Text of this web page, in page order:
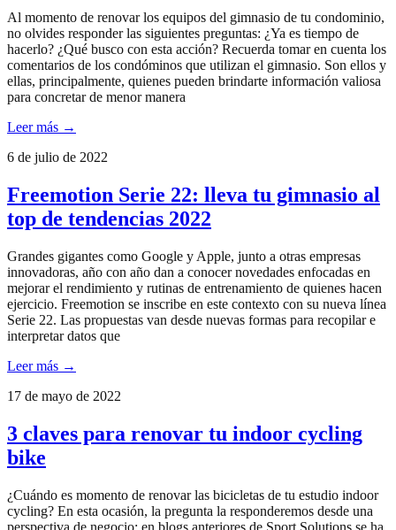
Al momento de renovar los equipos del gimnasio de tu condominio,
no olvides responder las siguientes preguntas: ¿Ya es tiempo de
hacerlo? ¿Qué busco con esta acción? Recuerda tomar en cuenta los
comentarios de los condóminos que utilizan el gimnasio. Son ellos y
ellas, principalmente, quienes pueden brindarte información valiosa
para concretar de menor manera
Leer más →
6 de julio de 2022
Freemotion Serie 22: lleva tu gimnasio al
top de tendencias 2022
Grandes gigantes como Google y Apple, junto a otras empresas
innovadoras, año con año dan a conocer novedades enfocadas en
mejorar el rendimiento y rutinas de entrenamiento de quienes hacen
ejercicio. Freemotion se inscribe en este contexto con su nueva línea
Serie 22. Las propuestas van desde nuevas formas para recopilar e
interpretar datos que
Leer más →
17 de mayo de 2022
3 claves para renovar tu indoor cycling
bike
¿Cuándo es momento de renovar las bicicletas de tu estudio indoor
cycling? En esta ocasión, la pregunta la responderemos desde una
perspectiva de negocio: en blogs anteriores de Sport Solutions se ha